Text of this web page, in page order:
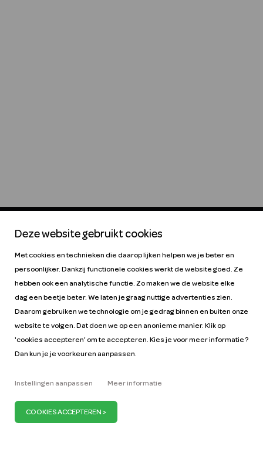
Help
Autohandleidingen
Sleutelfiguren
Onze missie
Blog
Tarieven
Vacatures
Zakelijk
ZZP
Vraag auto aan
Wij zijn ervan overtuigd dat je maar 1 miljoen auto’s
nodig hebt om Nederland mobiel te houden. Wij
Deze website gebruikt cookies
Met cookies en technieken die daarop lijken helpen we je beter en
persoonlijker. Dankzij functionele cookies werkt de website goed. Ze
hebben ook een analytische functie. Zo maken we de website elke
dag een beetje beter. We laten je graag nuttige advertenties zien.
Daarom gebruiken we technologie om je gedrag binnen en buiten onze
website te volgen. Dat doen we op een anonieme manier. Klik op
'cookies accepteren' om te accepteren. Kies je voor meer informatie ?
Dan kun je je voorkeuren aanpassen.
Instellingen aanpassen Meer informatie